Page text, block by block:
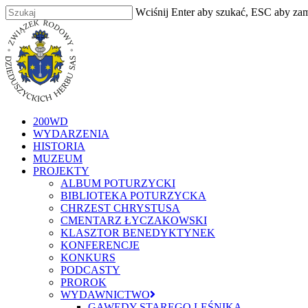
Skip
to
main
content
Wciśnij Enter aby szukać, ESC aby
Zamknij
szukaj
Menu
200WD
WYDARZENIA
HISTORIA
MUZEUM
PROJEKTY
ALBUM POTURZYCKI
BIBLIOTEKA POTURZYCKA
CHRZEST CHRYSTUSA
CMENTARZ ŁYCZAKOWSKI
KLASZTOR BENEDYKTYNEK
KONFERENCJE
KONKURS
PODCASTY
PROROK
WYDAWNICTWO